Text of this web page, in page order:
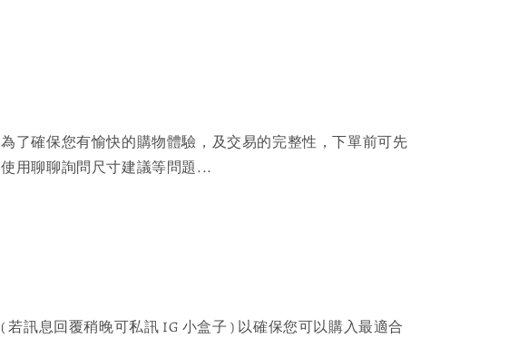
為了確保您有愉快的購物體驗，及交易的完整性，下單前可先
使用聊聊詢問尺寸建議等問題...
( 若訊息回覆稍晚可私訊 IG 小盒子 ) 以確保您可以購入最適合